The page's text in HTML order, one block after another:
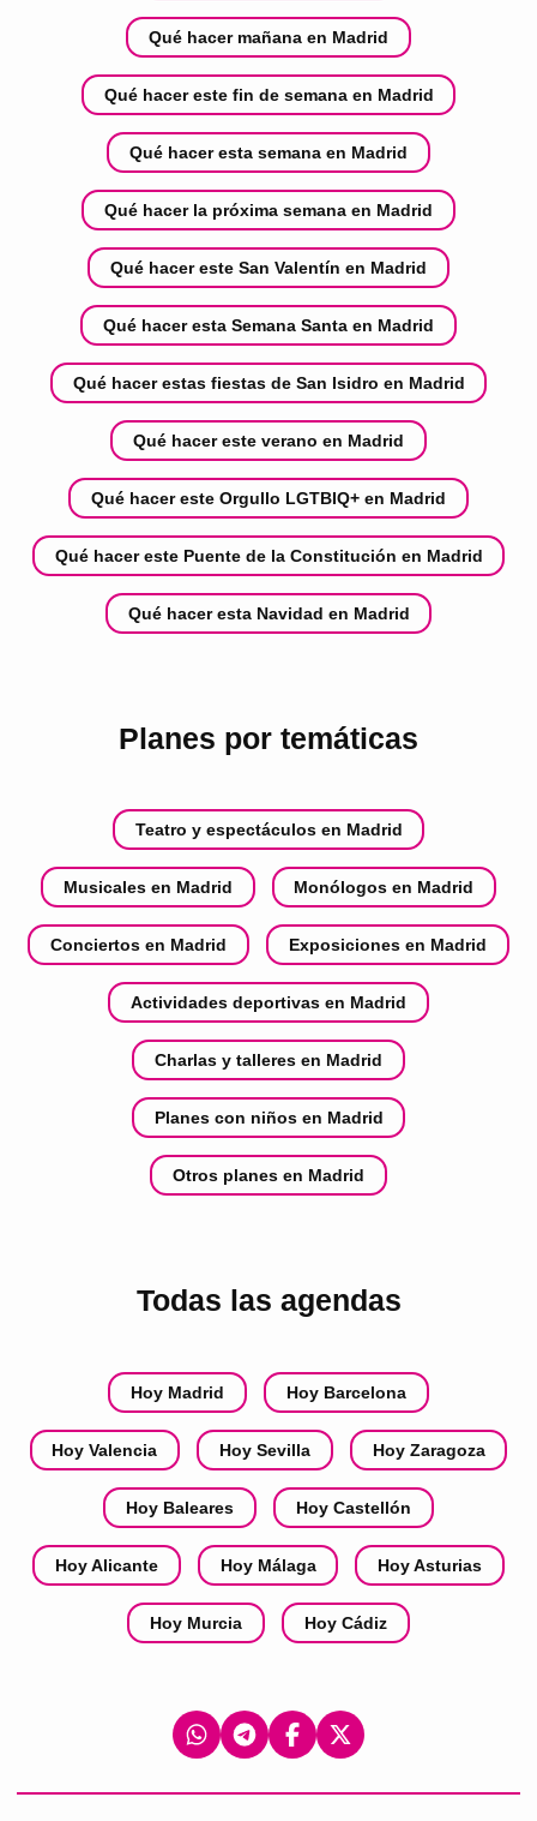
Qué hacer mañana en Madrid
Qué hacer este fin de semana en Madrid
Qué hacer esta semana en Madrid
Qué hacer la próxima semana en Madrid
Qué hacer este San Valentín en Madrid
Qué hacer esta Semana Santa en Madrid
Qué hacer estas fiestas de San Isidro en Madrid
Qué hacer este verano en Madrid
Qué hacer este Orgullo LGTBIQ+ en Madrid
Qué hacer este Puente de la Constitución en Madrid
Qué hacer esta Navidad en Madrid
Planes por temáticas
Teatro y espectáculos en Madrid
Musicales en Madrid Monólogos en Madrid
Conciertos en Madrid Exposiciones en Madrid
Actividades deportivas en Madrid
Charlas y talleres en Madrid
Planes con niños en Madrid
Otros planes en Madrid
Todas las agendas
Hoy Madrid Hoy Barcelona
Hoy Valencia Hoy Sevilla Hoy Zaragoza
Hoy Baleares Hoy Castellón
Hoy Alicante Hoy Málaga Hoy Asturias
Hoy Murcia Hoy Cádiz